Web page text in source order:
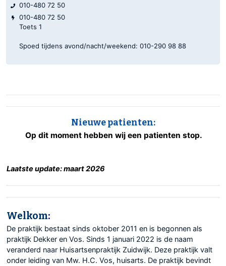
010-480 72 50
010-480 72 50
Toets 1
Spoed tijdens avond/nacht/weekend: 010-290 98 88
Nieuwe patienten:
Op dit moment hebben wij een patienten stop.
Laatste update: maart 2026
Welkom:
De praktijk bestaat sinds oktober 2011 en is begonnen als
praktijk Dekker en Vos. Sinds 1 januari 2022 is de naam
veranderd naar Huisartsenpraktijk Zuidwijk. Deze praktijk valt
onder leiding van Mw. H.C. Vos, huisarts. De praktijk bevindt